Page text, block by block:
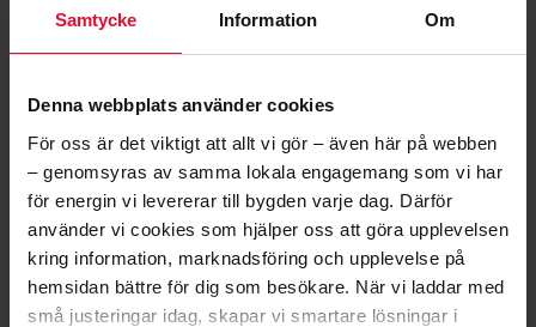
Samtycke Information Om
Denna webbplats använder cookies
För oss är det viktigt att allt vi gör – även här på webben
– genomsyras av samma lokala engagemang som vi har
för energin vi levererar till bygden varje dag. Därför
använder vi cookies som hjälper oss att göra upplevelsen
kring information, marknadsföring och upplevelse på
hemsidan bättre för dig som besökare. När vi laddar med
små justeringar idag, skapar vi smartare lösningar i
En viktig förklaring är att en allt större del av elen
kommer från vind- och solkraft, som är väderberoende.
Det betyder att elpriset behöver följas löpande och att
gamla tumregler inte alltid gäller längre.
VARFÖR VARIERAR ELPRISET?